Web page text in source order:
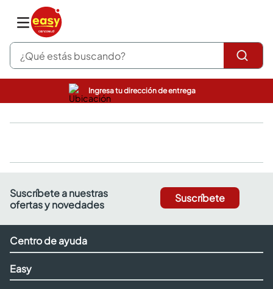
¿Qué estás buscando?
Ingresa tu dirección de entrega
Suscríbete a nuestras
ofertas y novedades
Suscríbete
Centro de ayuda
Easy
pinturas
escritorio
comedores
armarios closet
neveras